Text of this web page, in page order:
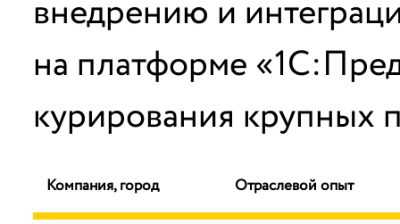
внедрению и
на платформе
курирования крупных
Компания, город Отраслевой опыт